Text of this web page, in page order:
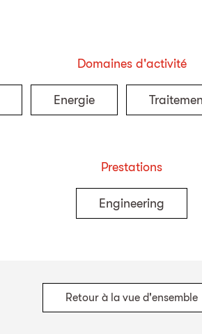
Domaines d'activité
Energie
Prestations
Engineering
Retour à la vue d'ensemble